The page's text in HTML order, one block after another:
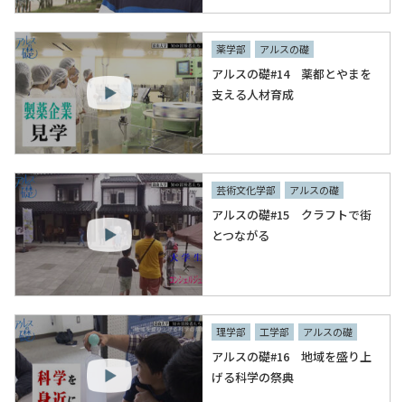
薬学部 アルスの礎
アルスの礎#14 薬都とやまを
支える人材育成
芸術文化学部 アルスの礎
アルスの礎#15 クラフトで街
とつながる
理学部 工学部 アルスの礎
アルスの礎#16 地域を盛り上
げる科学の祭典